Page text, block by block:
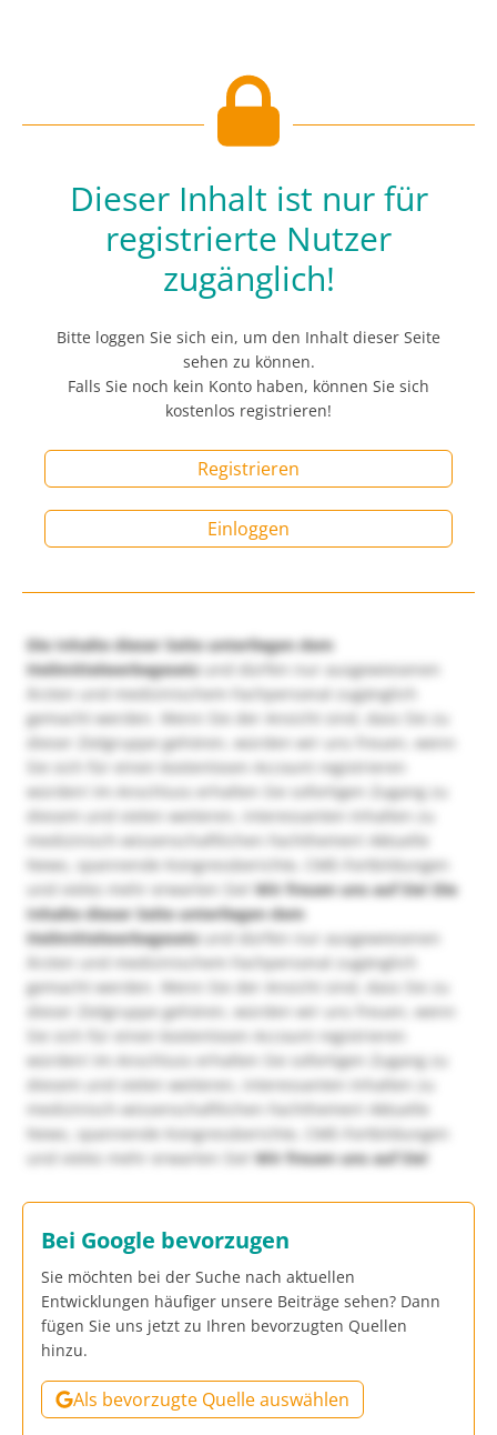
Dieser Inhalt ist nur für
registrierte Nutzer
zugänglich!
Bitte loggen Sie sich ein, um den Inhalt dieser Seite
sehen zu können.
Falls Sie noch kein Konto haben, können Sie sich
kostenlos registrieren!
Registrieren
Einloggen
Die Inhalte dieser Seite unterliegen dem
Heilmittelwerbegesetzund dürfen nur ausgewiesenen
Ärzten und medizinischem Fachpersonal zugänglich
gemacht werden. Wenn Sie der Ansicht sind, dass Sie zu
dieser Zielgruppe gehören, würden wir uns freuen, wenn
Sie sich für einen kostenlosen Account registrieren
würden! Im Anschluss erhalten Sie sofortigen Zugang zu
diesem und vielen weiteren, interessanten Inhalten zu
medizinisch-wissenschaftlichen Fachthemen! Aktuelle
News, spannende Kongressberichte, CME-Fortbildungen
und vieles mehr erwarten Sie!Wir freuen uns auf Sie! Die
Inhalte dieser Seite unterliegen dem
Heilmittelwerbegesetzund dürfen nur ausgewiesenen
Ärzten und medizinischem Fachpersonal zugänglich
gemacht werden. Wenn Sie der Ansicht sind, dass Sie zu
dieser Zielgruppe gehören, würden wir uns freuen, wenn
Sie sich für einen kostenlosen Account registrieren
würden! Im Anschluss erhalten Sie sofortigen Zugang zu
diesem und vielen weiteren, interessanten Inhalten zu
medizinisch-wissenschaftlichen Fachthemen! Aktuelle
News, spannende Kongressberichte, CME-Fortbildungen
und vieles mehr erwarten Sie!Wir freuen uns auf Sie!
Bei Google bevorzugen
Sie möchten bei der Suche nach aktuellen
Entwicklungen häufiger unsere Beiträge sehen? Dann
fügen Sie uns jetzt zu Ihren bevorzugten Quellen
hinzu.
Als bevorzugte Quelle auswählen